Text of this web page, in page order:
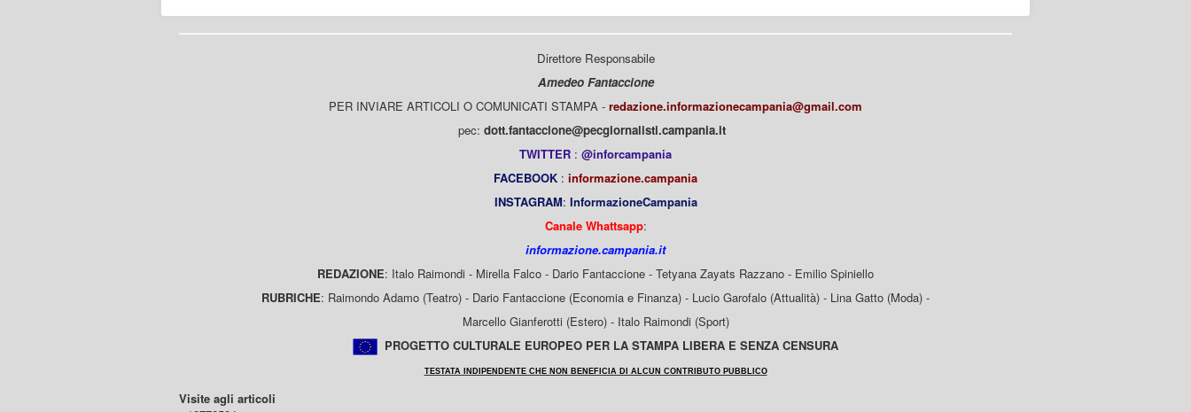
Direttore Responsabile
Amedeo Fantaccione
PER INVIARE ARTICOLI O COMUNICATI STAMPA - redazione.informazionecampania@gmail.com
pec: dott.fantaccione@pecgiornalisti.campania.it
TWITTER : @inforcampania
FACEBOOK : informazione.campania
INSTAGRAM: InformazioneCampania
Canale Whattsapp:
informazione.campania.it
REDAZIONE: Italo Raimondi - Mirella Falco - Dario Fantaccione - Tetyana Zayats Razzano - Emilio Spiniello
RUBRICHE: Raimondo Adamo (Teatro) - Dario Fantaccione (Economia e Finanza) - Lucio Garofalo (Attualità) - Lina Gatto (Moda) -
Marcello Gianferotti (Estero) - Italo Raimondi (Sport)
PROGETTO CULTURALE EUROPEO PER LA STAMPA LIBERA E SENZA CENSURA
TESTATA INDIPENDENTE CHE NON BENEFICIA DI ALCUN CONTRIBUTO PUBBLICO
Visite agli articoli